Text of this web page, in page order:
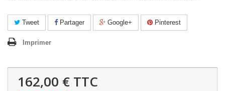
Tweet Partager Google+ Pinterest
Imprimer
162,00 € TTC